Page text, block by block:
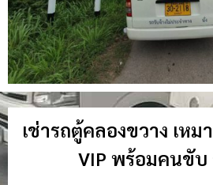
เช่ารถตู้คลองขวาง เหม
VIP พร้อมคนขับ